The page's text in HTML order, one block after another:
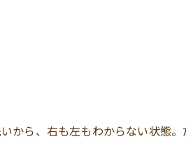
から、右も左もわからない状態